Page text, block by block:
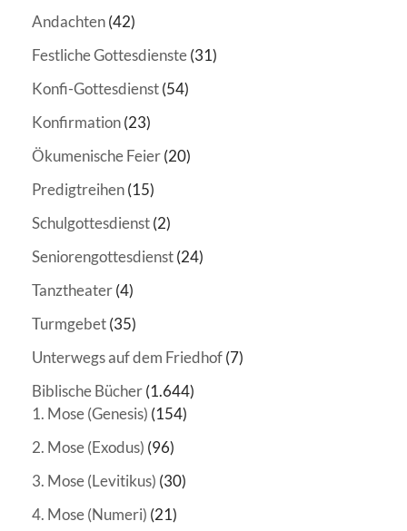
Andachten(42)
Festliche Gottesdienste(31)
Konfi-Gottesdienst(54)
Konfirmation(23)
Ökumenische Feier(20)
Predigtreihen(15)
Schulgottesdienst(2)
Seniorengottesdienst(24)
Tanztheater(4)
Turmgebet(35)
Unterwegs auf dem Friedhof(7)
Biblische Bücher(1.644)
1. Mose (Genesis) (154)
2. Mose (Exodus) (96)
3. Mose (Levitikus) (30)
4. Mose (Numeri) (21)